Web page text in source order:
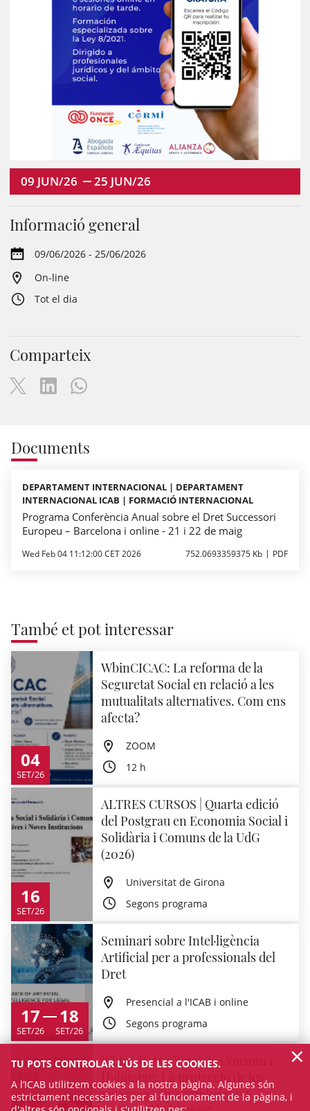
09 JUN/26 25 JUN/26
Informació general
09/06/2026 - 25/06/2026
On-line
Tot el dia
Comparteix
Documents
DEPARTAMENT INTERNACIONAL | DEPARTAMENT
INTERNACIONAL ICAB | FORMACIÓ INTERNACIONAL
Programa Conferència Anual sobre el Dret Successori
Europeu – Barcelona i online - 21 i 22 de maig
Wed Feb 04 11:12:00 CET 2026 752.0693359375 Kb PDF
També et pot interessar
04
SET/26
WbinCICAC: La reforma de la
Seguretat Social en relació a les
mutualitats alternatives. Com ens
afecta?
ZOOM
12 h
16
SET/26
ALTRES CURSOS | Quarta edició
del Postgrau en Economia Social i
Solidària i Comuns de la UdG
(2026)
Universitat de Girona
Segons programa
17
SET/26
18
SET/26
Seminari sobre Intel·ligència
Artificial per a professionals del
Dret
Presencial a l'ICAB i online
Segons programa
WbinCICAC: "Dret de Consum i
Habitatge: La protecció de les
persones consumidores en
TU POTS CONTROLAR L'ÚS DE LES COOKIES.
A l’ICAB utilitzem cookies a la nostra pàgina. Algunes són
estrictament necessàries per al funcionament de la pàgina, i
×